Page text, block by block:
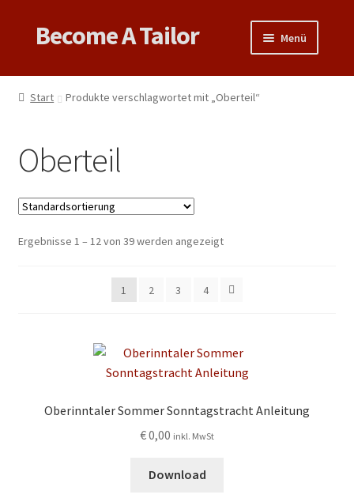
Zur
Navigation
Zum
Inhalt
Become A Tailor Menü
Books
Support
Patterns
Links & Tips
Start Produkte verschlagwortet mit „Oberteil“
Oberteil
Ergebnisse 1 – 12 von 39 werden angezeigt
1 2 3 4
Oberinntaler Sommer Sonntagstracht Anleitung
€0,00 inkl. MwSt
Download